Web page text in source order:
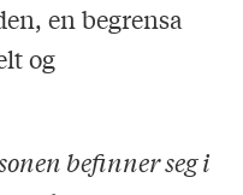
en begrensa
og
befinner seg i